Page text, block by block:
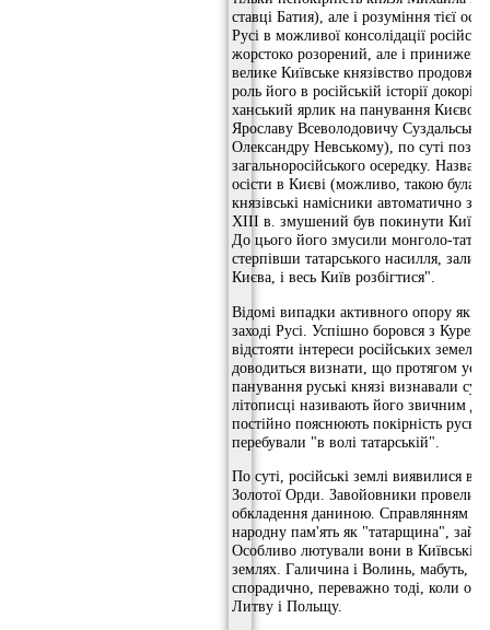
ставці Батия), але і розуміння тієї
Русі в можливої ​​консолідації
жорстоко розорений, але і
велике Київське князівство
роль його в російській історії
ханський ярлик на панування
Ярославу Всеволодовичу
Олександру Невському), по суті
загальноросійського осередку.
осісти в Києві (можливо, такою була
князівські намісники автоматично
XIII в. змушений був покинути Київ
До цього його змусили монголо-
стерпівши татарського насилля,
Києва, і весь Київ розбігтися".
Відомі випадки активного опору як
заході Русі. Успішно боровся з
відстояти інтереси російських
доводиться визнати, що протягом
панування руські князі визнавали
літописці називають його звичним
постійно пояснюють покірність
перебували "в волі татарській".
По суті, російські землі виявилися
Золотої Орди. Завойовники провели
обкладення даниною. Справлянням
народну пам'ять як "татарщина",
Особливо лютували вони в Київській,
землях. Галичина і Волинь, мабуть,
спорадично, переважно тоді, коли
Литву і Польщу.